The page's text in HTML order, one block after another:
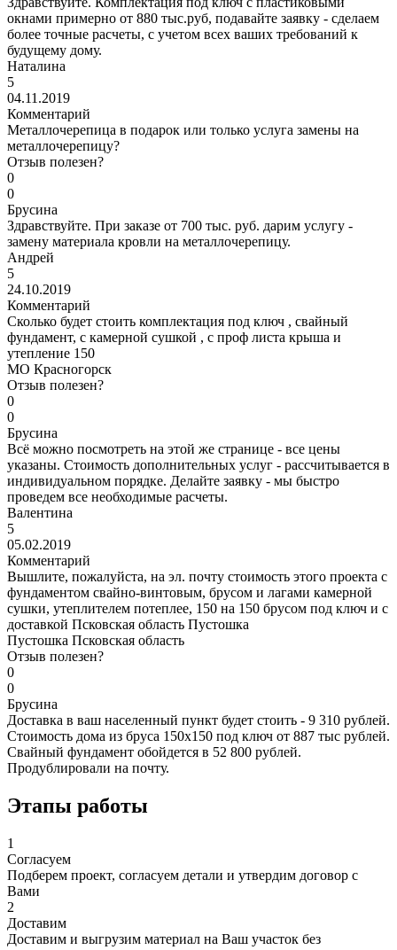
окнами примерно от 880 тыс.руб, подавайте заявку - сделаем
более точные расчеты, с учетом всех ваших требований к
будущему дому.
Наталина
5
04.11.2019
Комментарий
Металлочерепица в подарок или только услуга замены на
металлочерепицу?
Отзыв полезен?
0
0
Брусина
Здравствуйте. При заказе от 700 тыс. руб. дарим услугу -
замену материала кровли на металлочерепицу.
Андрей
5
24.10.2019
Комментарий
Сколько будет стоить комплектация под ключ , свайный
фундамент, с камерной сушкой , с проф листа крыша и
утепление 150
МО Красногорск
Отзыв полезен?
0
0
Брусина
Всё можно посмотреть на этой же странице - все цены
указаны. Стоимость дополнительных услуг - рассчитывается в
индивидуальном порядке. Делайте заявку - мы быстро
проведем все необходимые расчеты.
Валентина
5
05.02.2019
Комментарий
Вышлите, пожалуйста, на эл. почту стоимость этого проекта с
фундаментом свайно-винтовым, брусом и лагами камерной
сушки, утеплителем потеплее, 150 на 150 брусом под ключ и с
доставкой Псковская область Пустошка
Пустошка Псковская область
Отзыв полезен?
0
0
Брусина
Доставка в ваш населенный пункт будет стоить - 9 310 рублей.
Стоимость дома из бруса 150х150 под ключ от 887 тыс рублей.
Свайный фундамент обойдется в 52 800 рублей.
Продублировали на почту.
Этапы работы
1
Согласуем
Подберем проект, согласуем детали и утвердим договор с
Вами
2
Доставим
Доставим и выгрузим материал на Ваш участок без